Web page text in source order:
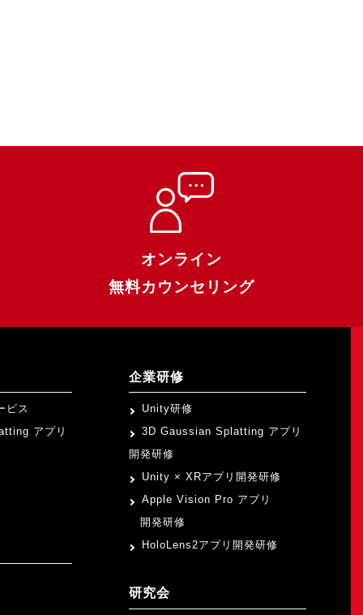
オンライン
無料カウンセリング
ビス
アプリ
企業研修
Unity研修
3D Gaussian Splatting アプリ
開発研修
Unity × XRアプリ開発研修
Apple Vision Pro アプリ
開発研修
HoloLens2アプリ開発研修
研究会